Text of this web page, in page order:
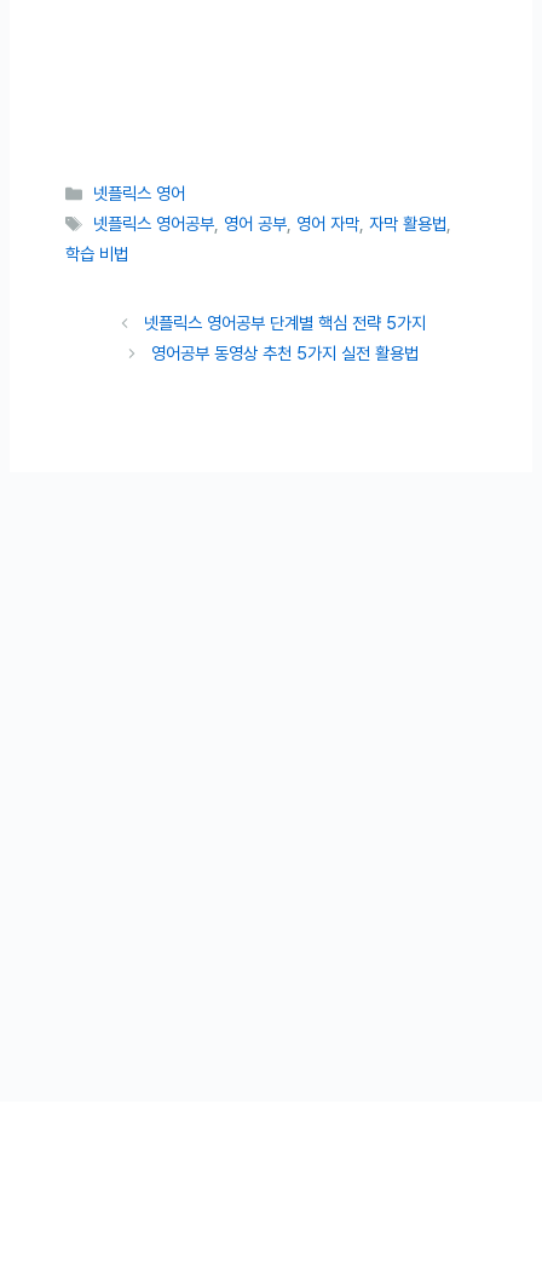
카테고리
넷플릭스 영어
태그
넷플릭스 영어공부 영어 공부 영어 자막 ,자막 활용법
학습 비법
넷플릭스 영어공부 단계별 핵심 전략 5가지
영어공부 동영상 추천 5가지 실전 활용법